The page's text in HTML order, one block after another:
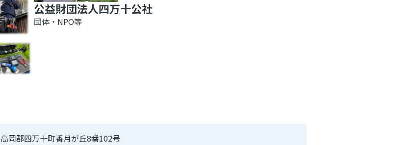
公益財団法人四万十公社
団体・NPO等
高岡郡四万十町香月が丘8番102号